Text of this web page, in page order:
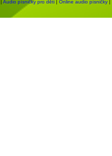
| Audio písničky pro děti | Online audio písničky |